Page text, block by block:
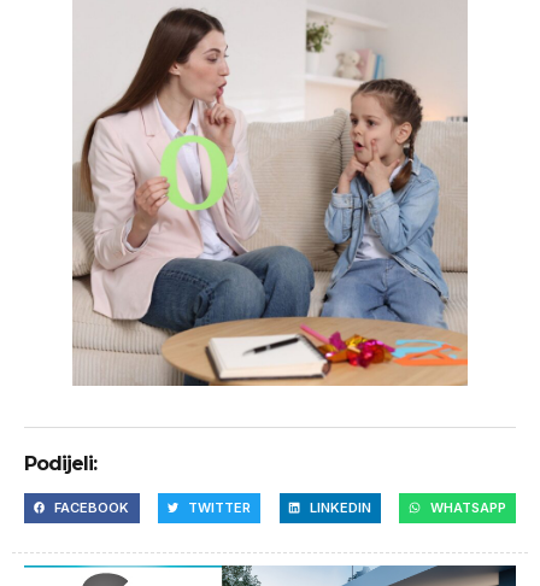
Podijeli:
FACEBOOK TWITTER LINKEDIN WHATSAPP